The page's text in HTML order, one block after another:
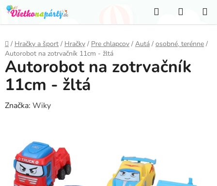
Prejsť
na
obsah
Hľadať
KOŠÍK
Domov
/ Hračky a šport / Hračky / Pre chlapcov / Autá / osobné, terénne /
Autorobot na zotrvačník 11cm - žltá
Autorobot na zotrvačník
11cm - žltá
Značka: Wiky